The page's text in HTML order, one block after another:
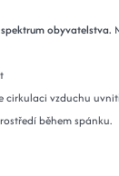
obyvatelstva.
vzduchu
během spánku.